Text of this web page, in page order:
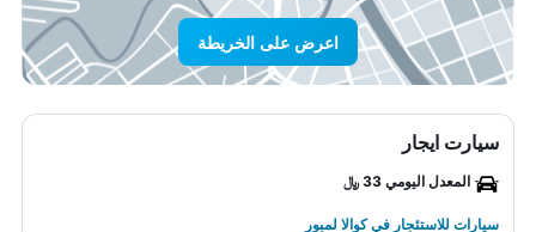
اعرض على الخريطة
سيارت ايجار
المعدل اليومي 33 ﷼
سيارات للاستئجار في كوالا لمبور